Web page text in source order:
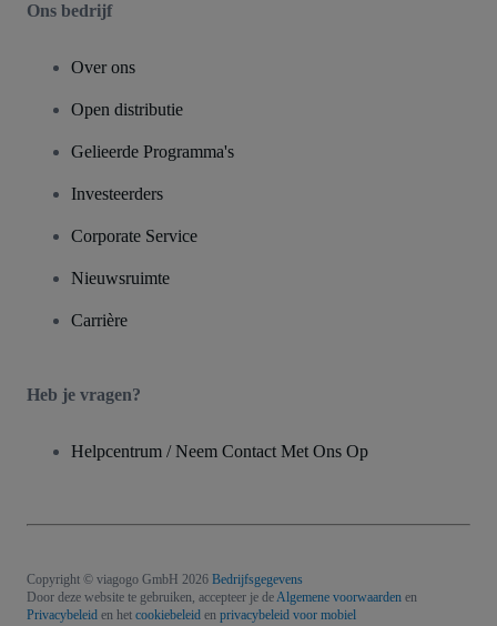
Ons bedrijf
Over ons
Open distributie
Gelieerde Programma's
Investeerders
Corporate Service
Nieuwsruimte
Carrière
Heb je vragen?
Helpcentrum / Neem Contact Met Ons Op
Copyright © viagogo GmbH 2026 Bedrijfsgegevens
Door deze website te gebruiken, accepteer je deAlgemene voorwaarden en
Privacybeleid en het cookiebeleid en privacybeleid voor mobiel